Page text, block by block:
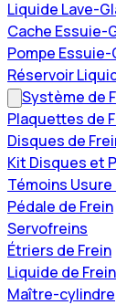
Liquide Lave-
Cache Essuie-
Pompe Essuie-
Réservoir
Système de
Plaquettes de
Disques de
Kit Disques et
Témoins Usure
Pédale de Frein
Servofreins
Étriers de Frein
Liquide de Frein
Maître-cylindre